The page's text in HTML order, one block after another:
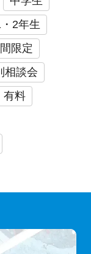
2年生
限定
相談会
有料